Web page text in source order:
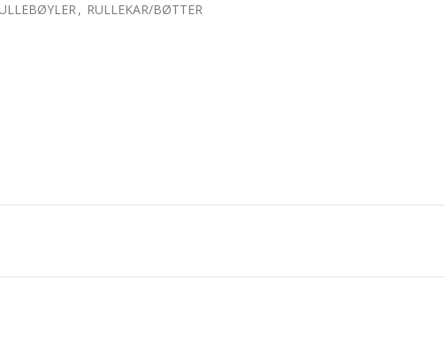
, RULLEKAR/BØTTER